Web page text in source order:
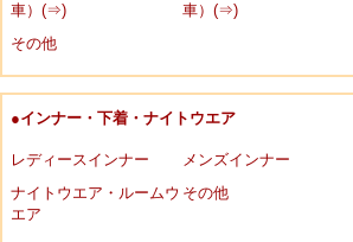
車）(⇒)
車）(⇒)
その他
●インナー・下着・ナイトウエア
レディースインナー
メンズインナー
ナイトウエア・ルームウ
エア
その他